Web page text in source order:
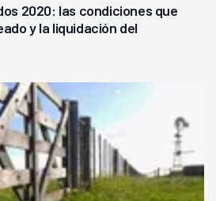
2020: las condiciones que
y la liquidación del